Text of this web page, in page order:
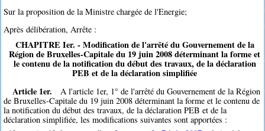
Sur la proposition de la Ministre chargée de l'Energie;
Après délibération, Arrête :
CHAPITRE Ier. - Modification de l'arrêté du Gouvernement de la
Région de Bruxelles-Capitale du 19 juin 2008 déterminant la forme et
le contenu de la notification du début des travaux, de la déclaration
PEB et de la déclaration simplifiée
Article 1er.
A l'article 1er, 1° de l'arrêté du Gouvernement de la Région
de Bruxelles-Capitale du 19 juin 2008 déterminant la forme et le contenu de
la notification du début des travaux, de la déclaration PEB et de la
déclaration simplifiée, les modifications suivantes sont apportées :